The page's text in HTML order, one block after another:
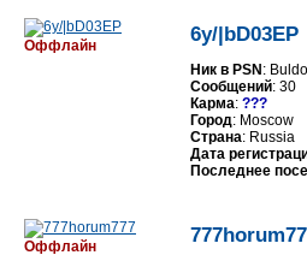
6y/|bD03EP
Ник в PSN :
Сообщений: 30
Карма: ???
Город: Moscow
Страна: Russia
Дата
Последнее
Оффлайн
Оффлайн